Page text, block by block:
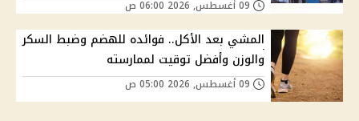
المشي بعد الأكل.. فوائده للهضم وضبط السكر
والوزن وأفضل توقيت لممارسته